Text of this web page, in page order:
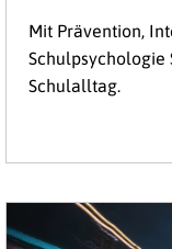
Mit Prävention,
Schulpsychologie
Schulalltag.